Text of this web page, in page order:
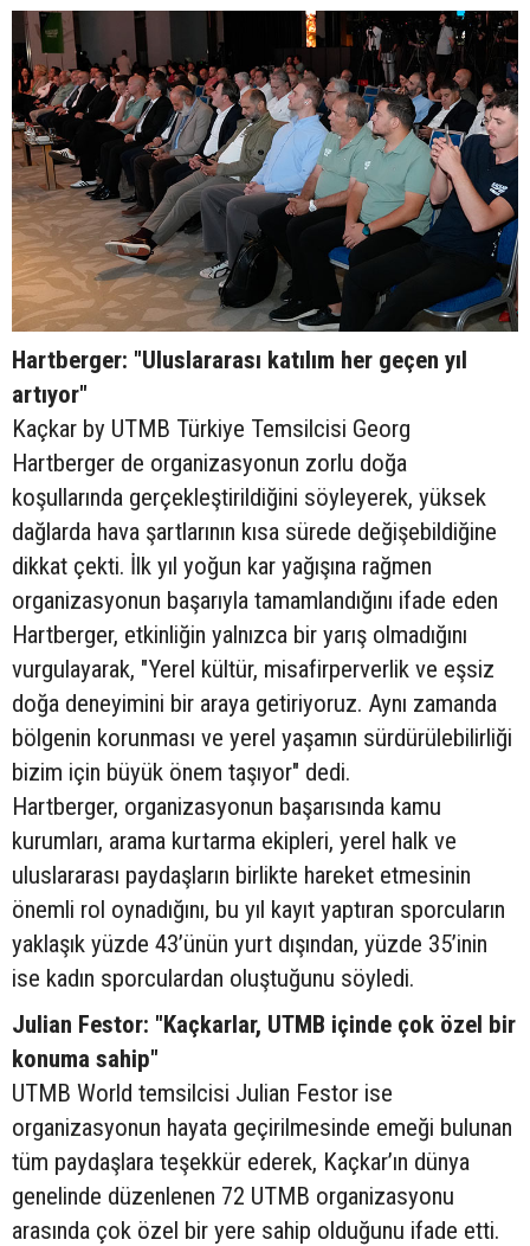
Hartberger: "Uluslararası katılım her geçen yıl
artıyor"
Kaçkar by UTMB Türkiye Temsilcisi Georg
Hartberger de organizasyonun zorlu doğa
koşullarında gerçekleştirildiğini söyleyerek, yüksek
dağlarda hava şartlarının kısa sürede değişebildiğine
dikkat çekti. İlk yıl yoğun kar yağışına rağmen
organizasyonun başarıyla tamamlandığını ifade eden
Hartberger, etkinliğin yalnızca bir yarış olmadığını
vurgulayarak, "Yerel kültür, misafirperverlik ve eşsiz
doğa deneyimini bir araya getiriyoruz. Aynı zamanda
bölgenin korunması ve yerel yaşamın sürdürülebilirliği
bizim için büyük önem taşıyor" dedi.
Hartberger, organizasyonun başarısında kamu
kurumları, arama kurtarma ekipleri, yerel halk ve
uluslararası paydaşların birlikte hareket etmesinin
önemli rol oynadığını, bu yıl kayıt yaptıran sporcuların
yaklaşık yüzde 43’ünün yurt dışından, yüzde 35’inin
ise kadın sporculardan oluştuğunu söyledi.
Julian Festor: "Kaçkarlar, UTMB içinde çok özel bir
konuma sahip"
UTMB World temsilcisi Julian Festor ise
organizasyonun hayata geçirilmesinde emeği bulunan
tüm paydaşlara teşekkür ederek, Kaçkar’ın dünya
genelinde düzenlenen 72 UTMB organizasyonu
arasında çok özel bir yere sahip olduğunu ifade etti.